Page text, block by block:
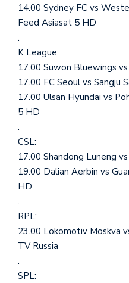
14.00 Sydney FC vs
Feed Asiasat 5 HD
.
K League:
17.00 Suwon Bluewings
17.00 FC Seoul vs Sangju
17.00 Ulsan Hyundai vs
5 HD
.
CSL:
17.00 Shandong Luneng
19.00 Dalian Aerbin vs
HD
.
RPL:
23.00 Lokomotiv Moskva
TV Russia
.
SPL: